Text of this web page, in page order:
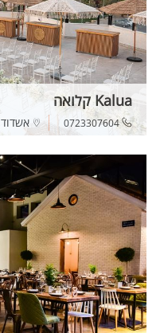
Kalua קלואה
0723307604 אשדוד